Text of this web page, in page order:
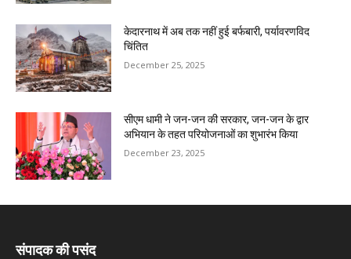
केदारनाथ में अब तक नहीं हुई बर्फबारी, पर्यावरणविद
चिंतित
December 25, 2025
सीएम धामी ने जन-जन की सरकार, जन-जन के द्वार
अभियान के तहत परियोजनाओं का शुभारंभ किया
December 23, 2025
संपादक की पसंद